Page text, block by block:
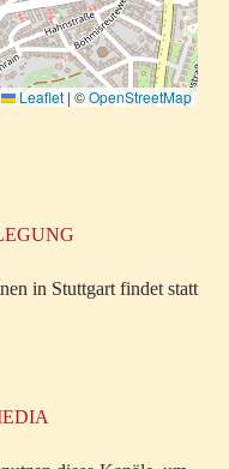
Leaflet | ©OpenStreetMap
in Stuttgart findet statt